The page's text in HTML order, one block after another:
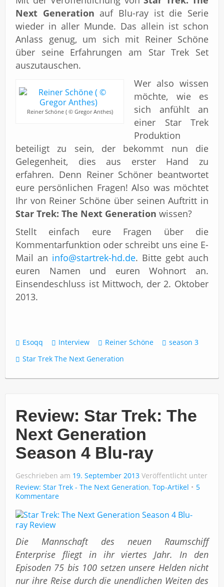
Next Generation auf Blu-ray ist die Serie
wieder in aller Munde. Das allein ist schon
Anlass genug, um sich mit Reiner Schöne
über seine Erfahrungen am Star Trek Set
auszutauschen.
Reiner Schöne ( © Gregor Anthes)
Wer also wissen
möchte, wie es
sich anfühlt an
einer Star Trek
Produktion
beteiligt zu sein, der bekommt nun die
Gelegenheit, dies aus erster Hand zu
erfahren. Denn Reiner Schöner beantwortet
eure persönlichen Fragen! Also was möchtet
Ihr von Reiner Schöne über seinen Auftritt in
Star Trek: The Next Generation wissen?
Stellt einfach eure Fragen über die
Kommentarfunktion oder schreibt uns eine E-
Mail an info@startrek-hd.de. Bitte gebt auch
euren Namen und euren Wohnort an.
Einsendeschluss ist Mittwoch, der 2. Oktober
2013.
Esoqq Interview Reiner Schöne
season 3
Star Trek The Next Generation
Review: Star Trek: The
Next Generation
Season 4 Blu-ray
Geschrieben am 19. September 2013 Veröffentlicht unter
Review: Star Trek - The Next Generation, Top-Artikel
5
Kommentare
Die Mannschaft des neuen Raumschiff
Enterprise fliegt in ihr viertes Jahr. In den
Episoden 75 bis 100 setzen unsere Helden nicht
nur ihre Reise durch die unendlichen Weiten des